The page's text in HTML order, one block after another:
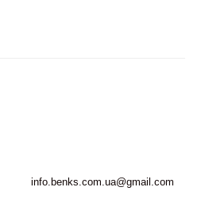
info.benks.com.ua@gmail.com